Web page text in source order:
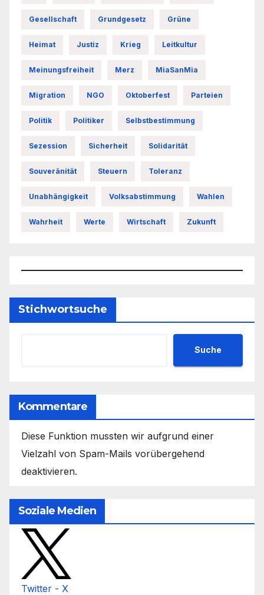
Gesellschaft Grundgesetz Grüne
Heimat Justiz Krieg Leitkultur
Meinungsfreiheit Merz MiaSanMia
Migration NGO Oktoberfest Parteien
Politik Politiker Selbstbestimmung
Sezession Sicherheit Solidarität
Souveränität Steuern Toleranz
Unabhängigkeit Volksabstimmung Wahlen
Wahrheit Werte Wirtschaft Zukunft
Stichwortsuche
Suche
Kommentare
Diese Funktion mussten wir aufgrund einer
Vielzahl von Spam-Mails vorübergehend
deaktivieren.
Soziale Medien
Twitter - X